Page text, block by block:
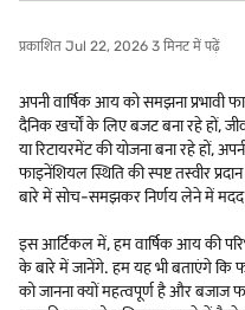
प्रकाशित Jul 22, 2026 3 मिनट में पढ़ें
अपनी वार्षिक आय को समझना प्रभावी
दैनिक खर्चों के लिए बजट बना रहे हों,
या रिटायरमेंट की योजना बना रहे हों,
फाइनेंशियल स्थिति की स्पष्ट तस्वीर
बारे में सोच-समझकर निर्णय लेने में
इस आर्टिकल में, हम वार्षिक आय की
के बारे में जानेंगे. हम यह भी बताएंगे कि
को जानना क्यों महत्वपूर्ण है और बजाज